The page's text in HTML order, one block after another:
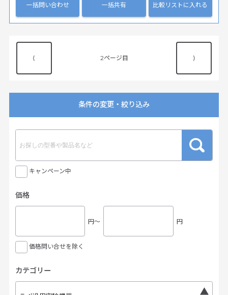
一括問い合わせ 一括共有 比較リストに入れる
⟨ 2 ⟩
条件の変更・絞り込み
キャンペーン中
価格
円〜 円
価格問い合せを除く
カテゴリー